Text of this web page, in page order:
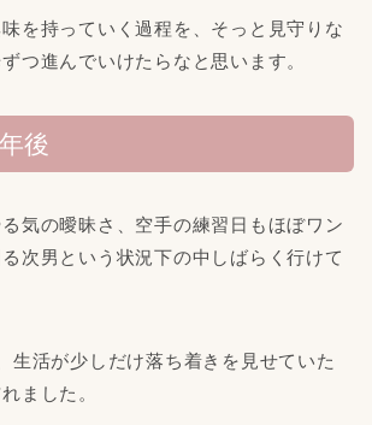
を持っていく過程を、そっと見守りな
つ進んでいけたらなと思います。
後
気の曖昧さ、空手の練習日もほぼワン
次男という状況下の中しばらく行けて
生活が少しだけ落ち着きを見せていた
ました。